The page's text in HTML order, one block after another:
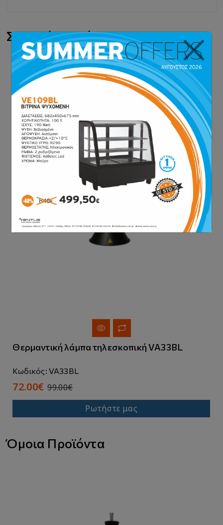
Σχετικά Προϊόντα
Θερμαντική λάμπα τηλεσκοπική VA33BL
Κωδικός: VA33BL
72.00€ 99.00€
Ρωτήστε μας
Όμοια Προϊόντα